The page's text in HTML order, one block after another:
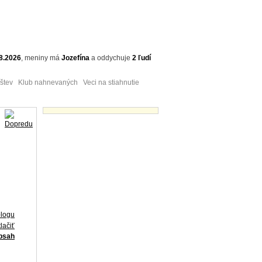
, meniny má Jozefína a oddychuje 2 ľudí
Klub nahnevaných Veci na stiahnutie